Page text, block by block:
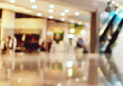
Праздник любви,